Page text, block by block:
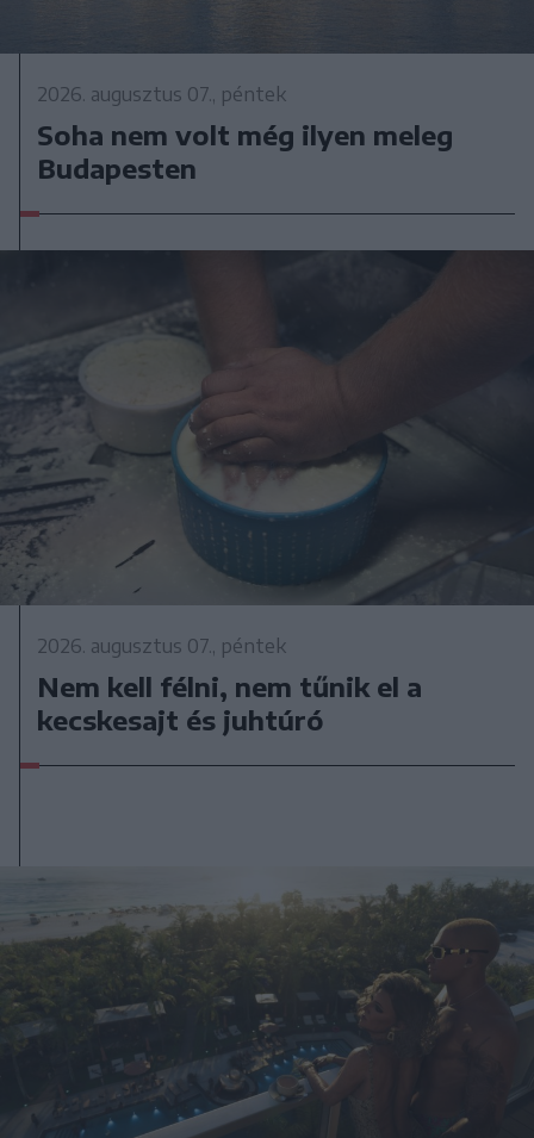
2026. augusztus 07., péntek
Soha nem volt még ilyen meleg
Budapesten
2026. augusztus 07., péntek
Nem kell félni, nem tűnik el a
kecskesajt és juhtúró